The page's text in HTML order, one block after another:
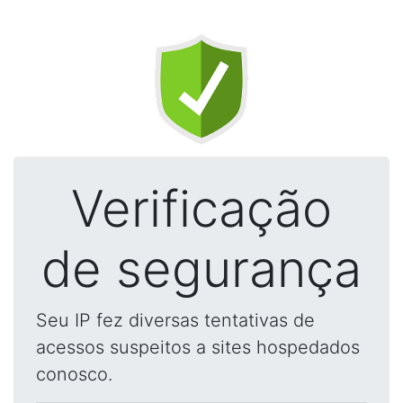
Verificação
de segurança
Seu IP fez diversas tentativas de
acessos suspeitos a sites hospedados
conosco.